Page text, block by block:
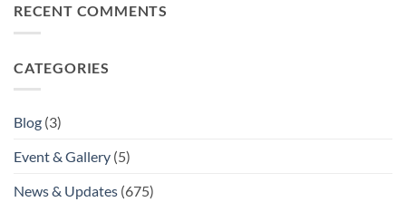
RECENT COMMENTS
CATEGORIES
Blog (3)
Event & Gallery (5)
News & Updates (675)